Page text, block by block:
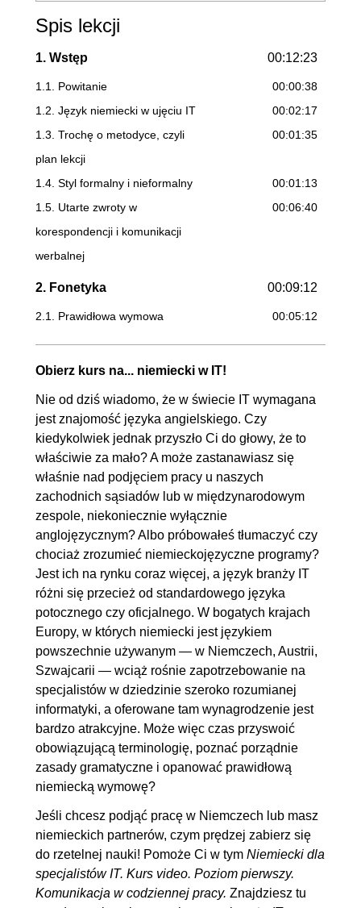
Spis lekcji
1. Wstęp 00:12:23
1.1. Powitanie
00:00:38
1.2. Język niemiecki w ujęciu IT
00:02:17
1.3. Trochę o metodyce, czyli
plan lekcji
00:01:35
1.4. Styl formalny i nieformalny
00:01:13
1.5. Utarte zwroty w
korespondencji i komunikacji
werbalnej
00:06:40
2. Fonetyka 00:09:12
2.1. Prawidłowa wymowa
00:05:12
2.2. Prawidłowa wymowa
2.3. Prawidłowa wymowa głoski
schwa
3. Rodzajnik 00:13:47
3.1. Rodzajniki nieokreślone
00:04:28
3.2. Rodzajniki określone
3.3. Rodzajniki zerowe
00:03:53
4. Czasownik 02:22:05
4.1. Wstęp
00:00:37
4.2. Czas teraźniejszy Präsens
4.3. Czasowniki rozdzielnie i
nierozdzielnie złożone
00:08:30
4.4. Czasowniki modalne i
forma möchte
00:09:27
4.5. Czasowniki zwrotne
00:06:37
4.6. Tryb rozkazujący i formy
00:10:59
4.7. Budowa czasu przeszłego
Perfekt
00:19:58
4.8. Perfekt z czasownikami
modalnymi... i nie tylko
00:04:49
Obierz kurs na... niemiecki w IT!
Nie od dziś wiadomo, że w świecie IT wymagana
jest znajomość języka angielskiego. Czy
kiedykolwiek jednak przyszło Ci do głowy, że to
właściwie za mało? A może zastanawiasz się
właśnie nad podjęciem pracy u naszych
zachodnich sąsiadów lub w międzynarodowym
zespole, niekoniecznie wyłącznie
anglojęzycznym? Albo próbowałeś tłumaczyć czy
chociaż zrozumieć niemieckojęzyczne programy?
Jest ich na rynku coraz więcej, a język branży IT
różni się przecież od standardowego języka
potocznego czy oficjalnego. W bogatych krajach
Europy, w których niemiecki jest językiem
powszechnie używanym — w Niemczech, Austrii,
Szwajcarii — wciąż rośnie zapotrzebowanie na
specjalistów w dziedzinie szeroko rozumianej
informatyki, a oferowane tam wynagrodzenie jest
bardzo atrakcyjne. Może więc czas przyswoić
obowiązującą terminologię, poznać porządnie
zasady gramatyczne i opanować prawidłową
niemiecką wymowę?
Jeśli chcesz podjąć pracę w Niemczech lub masz
niemieckich partnerów, czym prędzej zabierz się
do rzetelnej nauki! Pomoże Ci w tym Niemiecki dla
specjalistów IT. Kurs video. Poziom pierwszy.
Komunikacja w codziennej pracy. Znajdziesz tu